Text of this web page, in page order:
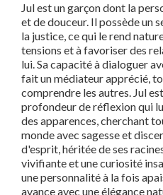
Jul est un garçon dont la
et de douceur. Il possède un
la justice, ce qui le rend
tensions et à favoriser des
lui. Sa capacité à dialoguer
fait un médiateur apprécié,
comprendre les autres. Jul
profondeur de réflexion qui
des apparences, cherchant
monde avec sagesse et
d'esprit, héritée de ses
vivifiante et une curiosité
une personnalité à la fois
avance avec une élégance